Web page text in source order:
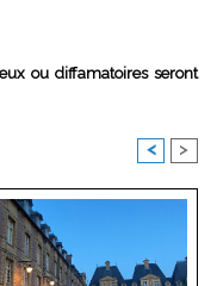
ou diffamatoires seront
< >